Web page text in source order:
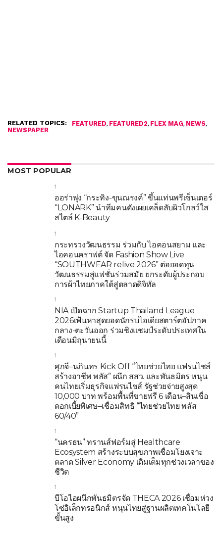
RELATED TOPICS: FEATURED, FEATURED2, FLEX MAG, NEWS,
NEWSPAPER
MOST POPULAR
1
ออร่าพุ่ง “กระทิง-ขุนณรงค์” ขึ้นแท่นพรีเซ็นเตอร์
“LONARK” นำทีมคนดังเผยเคล็ดลับผิวโกลว์ใส
สไตล์ K-Beauty
1
กระทรวงวัฒนธรรม ร่วมกับ ไอคอนสยาม และ
ไอคอนคราฟต์ จัด Fashion Show Live
“SOUTHWEAR relive 2026” ต่อยอดทุน
วัฒนธรรมสู่แฟชั่นร่วมสมัย ยกระดับผู้ประกอบ
การผ้าไทยภาคใต้สู่ตลาดดิจิทัล
1
NIA เปิดฉาก Startup Thailand League
2026เฟ้นหาสุดยอดนักรบไอเดียสตาร์ตอัปภาค
กลาง-ตะวันออก ร่วมชิงแชมป์ระดับประเทศใน
เดือนมิถุนายนนี้
1
ศุภจี–นภินทร Kick Off “ไทยช่วยไทย แฟรนไชส์
สร้างอาชีพ พลัส” ผนึก สสว. และพันธมิตร หนุน
คนไทยเริ่มธุรกิจแฟรนไชส์ รัฐช่วยจ่ายสูงสุด
10,000 บาท พร้อมพื้นที่ขายฟรี 6 เดือน–สินเชื่อ
ดอกเบี้ยพิเศษ–เชื่อมสิทธิ “ไทยช่วยไทย พลัส
60/40”
1
“นครธน” ทรานส์ฟอร์มสู่ Healthcare
Ecosystem สร้างระบบสุขภาพเชื่อมโยงเจาะ
ตลาด Silver Economy เติมเต็มทุกช่วงเวลาของ
ชีวิต
1
บีโอไอผนึกพันธมิตรจัด THECA 2026 เชื่อมห่วง
โซ่อิเล็กทรอนิกส์ หนุนไทยสู่ฐานผลิตเทคโนโลยี
ขั้นสูง